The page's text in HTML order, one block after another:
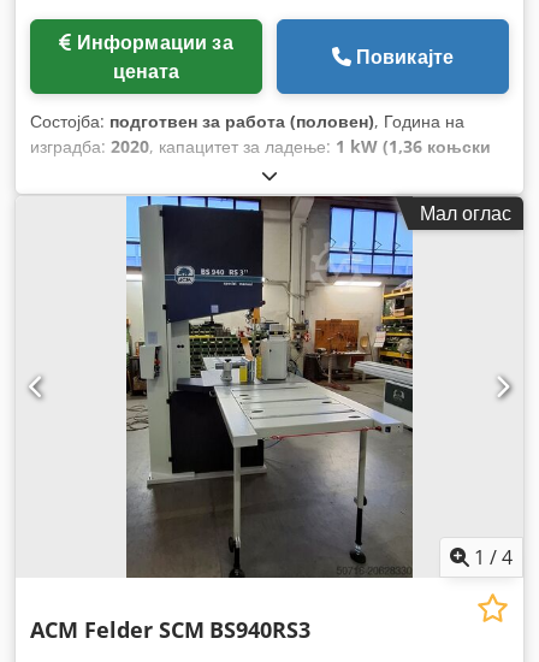
цената
Повикајте
Состојба: подготвен за работа (половен), Година на
изградба: 2020, капацитет за ладење: 1 kW (1,36 коњски
Мал оглас
1 /4
ACM Felder SCM BS940RS3